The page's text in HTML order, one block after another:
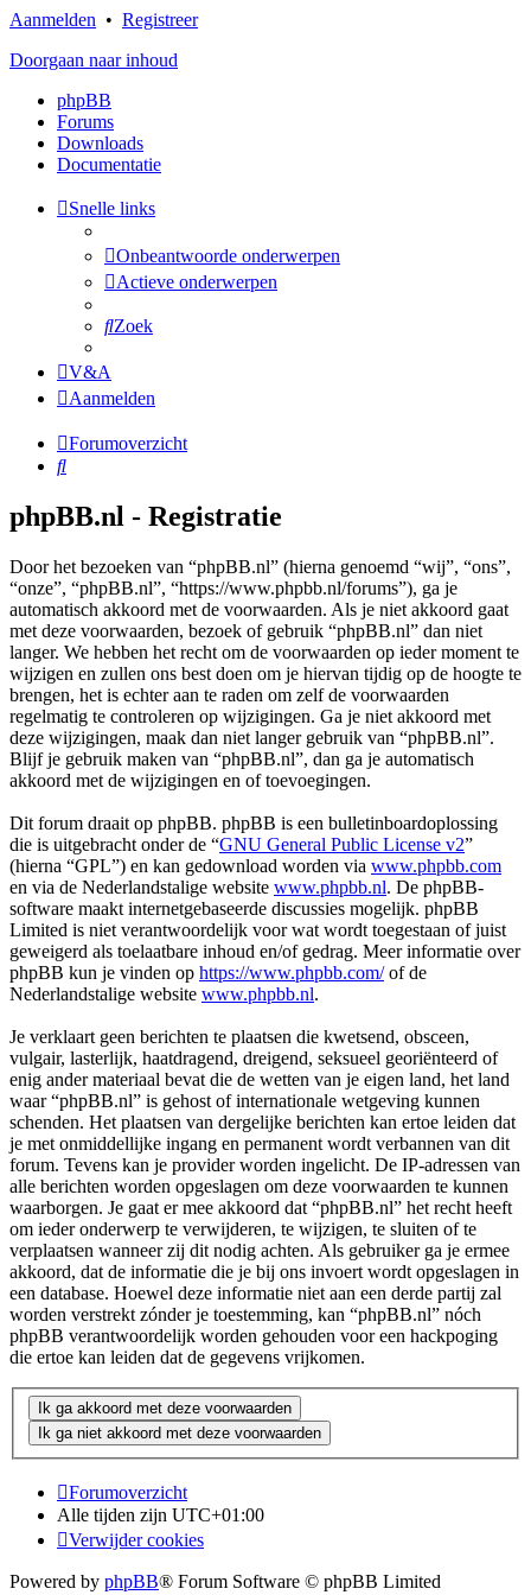
Aanmelden • Registreer
Doorgaan naar inhoud
phpBB
Forums
Downloads
Documentatie
Snelle links
Onbeantwoorde onderwerpen
Actieve onderwerpen
Zoek
V&A
Aanmelden
Forumoverzicht
Zoek
phpBB.nl - Registratie
Door het bezoeken van “phpBB.nl” (hierna genoemd “wij”, “ons”,
“onze”, “phpBB.nl”, “https://www.phpbb.nl/forums”), ga je
automatisch akkoord met de voorwaarden. Als je niet akkoord gaat
met deze voorwaarden, bezoek of gebruik “phpBB.nl” dan niet
langer. We hebben het recht om de voorwaarden op ieder moment te
wijzigen en zullen ons best doen om je hiervan tijdig op de hoogte te
brengen, het is echter aan te raden om zelf de voorwaarden
regelmatig te controleren op wijzigingen. Ga je niet akkoord met
deze wijzigingen, maak dan niet langer gebruik van “phpBB.nl”.
Blijf je gebruik maken van “phpBB.nl”, dan ga je automatisch
akkoord met de wijzigingen en of toevoegingen.
Dit forum draait op phpBB. phpBB is een bulletinboardoplossing
die is uitgebracht onder de “GNU General Public License v2”
(hierna “GPL”) en kan gedownload worden via www.phpbb.com
en via de Nederlandstalige website www.phpbb.nl. De phpBB-
software maakt internetgebaseerde discussies mogelijk. phpBB
Limited is niet verantwoordelijk voor wat wordt toegestaan of juist
geweigerd als toelaatbare inhoud en/of gedrag. Meer informatie over
phpBB kun je vinden op https://www.phpbb.com/of de
Nederlandstalige website www.phpbb.nl.
Je verklaart geen berichten te plaatsen die kwetsend, obsceen,
vulgair, lasterlijk, haatdragend, dreigend, seksueel georiënteerd of
enig ander materiaal bevat die de wetten van je eigen land, het land
waar “phpBB.nl” is gehost of internationale wetgeving kunnen
schenden. Het plaatsen van dergelijke berichten kan ertoe leiden dat
je met onmiddellijke ingang en permanent wordt verbannen van dit
forum. Tevens kan je provider worden ingelicht. De IP-adressen van
alle berichten worden opgeslagen om deze voorwaarden te kunnen
waarborgen. Je gaat er mee akkoord dat “phpBB.nl” het recht heeft
om ieder onderwerp te verwijderen, te wijzigen, te sluiten of te
verplaatsen wanneer zij dit nodig achten. Als gebruiker ga je ermee
akkoord, dat de informatie die je bij ons invoert wordt opgeslagen in
een database. Hoewel deze informatie niet aan een derde partij zal
worden verstrekt zónder je toestemming, kan “phpBB.nl” nóch
phpBB verantwoordelijk worden gehouden voor een hackpoging
die ertoe kan leiden dat de gegevens vrijkomen.
Forumoverzicht
Alle tijden zijn UTC+01:00
Verwijder cookies
Powered by phpBB® Forum Software © phpBB Limited